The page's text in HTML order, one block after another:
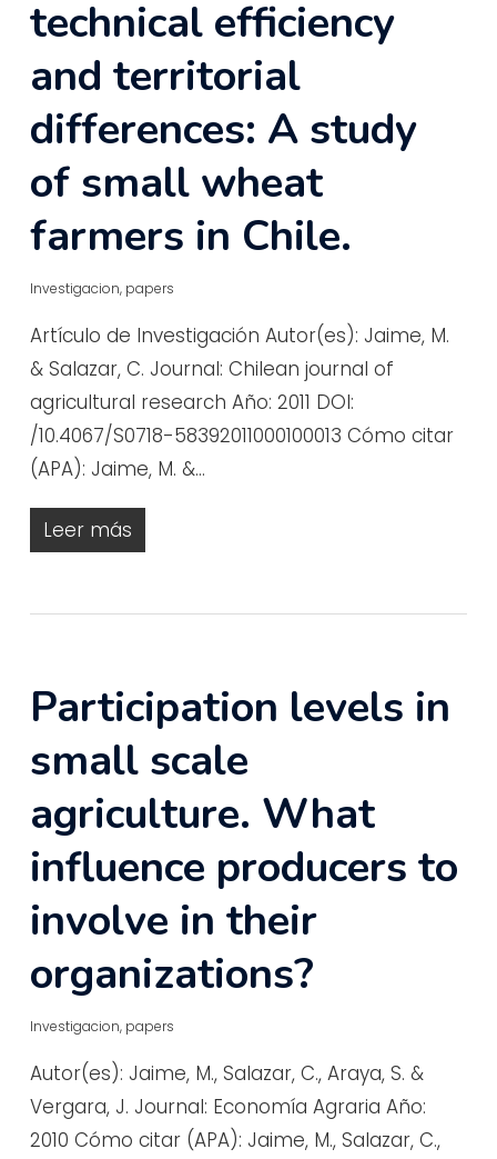
technical efficiency
and territorial
differences: A study
of small wheat
farmers in Chile.
Investigacion, papers
Artículo de Investigación Autor(es): Jaime, M.
& Salazar, C. Journal: Chilean journal of
agricultural research Año: 2011 DOI:
/10.4067/S0718-58392011000100013 Cómo citar
(APA): Jaime, M. &…
Leer más
Participation levels in
small scale
agriculture. What
influence producers to
involve in their
organizations?
Investigacion, papers
Autor(es): Jaime, M., Salazar, C., Araya, S. &
Vergara, J. Journal: Economía Agraria Año:
2010 Cómo citar (APA): Jaime, M., Salazar, C.,